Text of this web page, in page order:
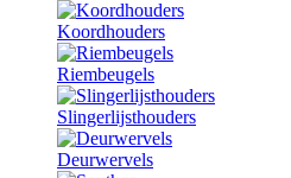
Koordhouders
Riembeugels
Slingerlijsthouders
Deurwervels